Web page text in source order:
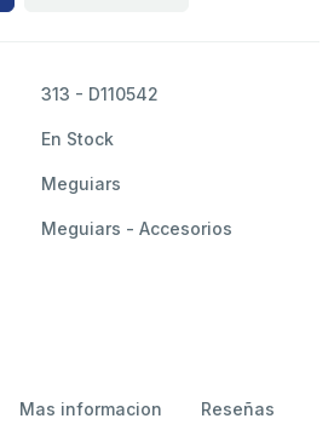
313 - D110542
En Stock
Meguiars
Meguiars - Accesorios
Mas informacion Reseñas